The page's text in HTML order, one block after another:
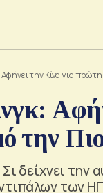
Αφήνει την Κίνα για
την
δείχνει
των